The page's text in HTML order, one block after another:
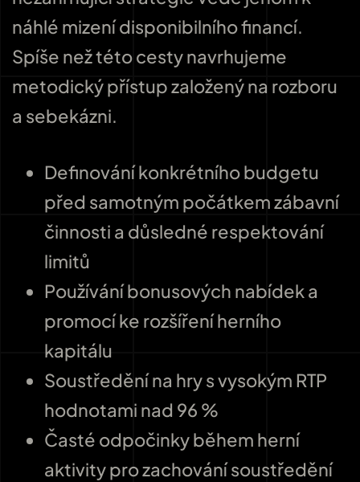
náhlé mizení disponibilního financí.
Spíše než této cesty navrhujeme
metodický přístup založený na rozboru
a sebekázni.
Definování konkrétního budgetu
před samotným počátkem zábavní
činnosti a důsledné respektování
limitů
Používání bonusových nabídek a
promocí ke rozšíření herního
kapitálu
Soustředění na hry s vysokým RTP
hodnotami nad 96 %
Časté odpočinky během herní
aktivity pro zachování soustředění